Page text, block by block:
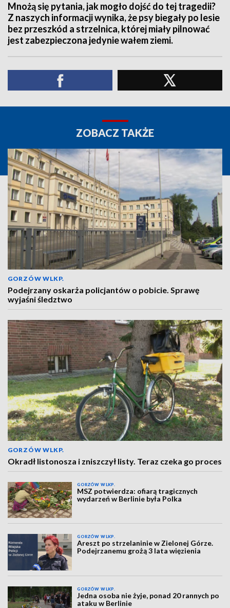
Mnożą się pytania, jak mogło dojść do tej tragedii?
Z naszych informacji wynika, że psy biegały po lesie
bez przeszkód a strzelnica, której miały pilnować
jest zabezpieczona jedynie wałem ziemi.
ZOBACZ TAKŻE
GORZÓW WLKP.
Podejrzany oskarża policjantów o pobicie. Sprawę
wyjaśni śledztwo
GORZÓW WLKP.
Okradł listonosza i zniszczył listy. Teraz czeka go proces
GORZÓW WLKP.
MSZ potwierdza: ofiarą tragicznych
wydarzeń w Berlinie była Polka
GORZÓW WLKP.
Areszt po strzelaninie w Zielonej Górze.
Podejrzanemu grożą 3 lata więzienia
GORZÓW WLKP.
Jedna osoba nie żyje, ponad 20 rannych po
ataku w Berlinie